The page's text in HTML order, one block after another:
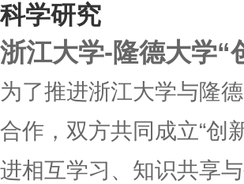
科学研究
浙江大学-隆德大学“
为了推进浙江大学与隆
合作，双方共同成立“创
进相互学习、知识共享